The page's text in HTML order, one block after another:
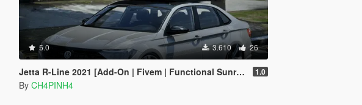
5.0 3.610 26
Jetta R-Line 2021 [Add-On | Fivem | Functional Sunroof] 1.0
By CH4PINH4